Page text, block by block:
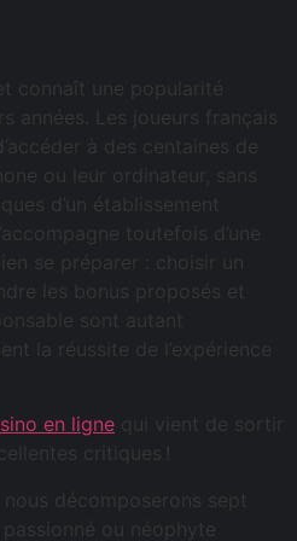
connaît une popularité
années. Les joueurs français
à des centaines de
ou leur ordinateur, sans
d’un établissement
toutefois d’une
se préparer : choisir un
les bonus proposés et
sont autant
la réussite de l’expérience
en ligne qui vient de sortir
critiques !
nous décomposerons sept
ou néophyte